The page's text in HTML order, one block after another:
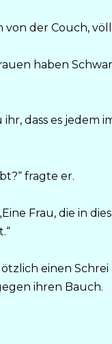
von der Couch,
haben
dass es jedem
fragte er.
Frau, die in
einen
ihren Bauch.